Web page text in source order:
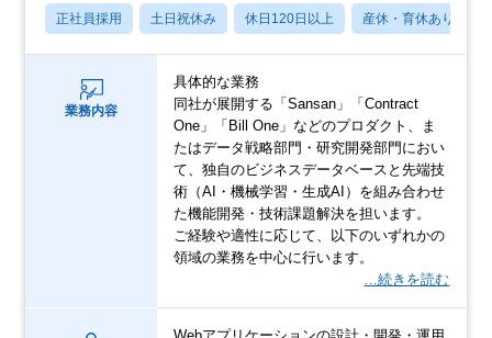
正社員採用 土日祝休み 休日120日以上 産休・育休あり
業務内容
具体的な業務
同社が展開する「Sansan」「Contract
One」「Bill One」などのプロダクト、ま
たはデータ戦略部門・研究開発部門におい
て、独自のビジネスデータベースと先端技
術（AI・機械学習・生成AI）を組み合わせ
た機能開発・技術課題解決を担います。
ご経験や適性に応じて、以下のいずれかの
領域の業務を中心に行います。
…続きを読む